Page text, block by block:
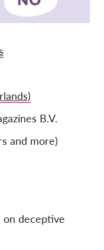
B.V.
and more)
on deceptive